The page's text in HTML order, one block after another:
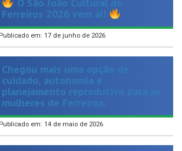
Publicado em: 17 de junho de 2026
Chegou mais uma opção de
cuidado, autonomia e
planejamento reprodutivo para as
mulheres de Ferreiros.
Publicado em: 14 de maio de 2026
Plantão TIRA-DÚVIDAS